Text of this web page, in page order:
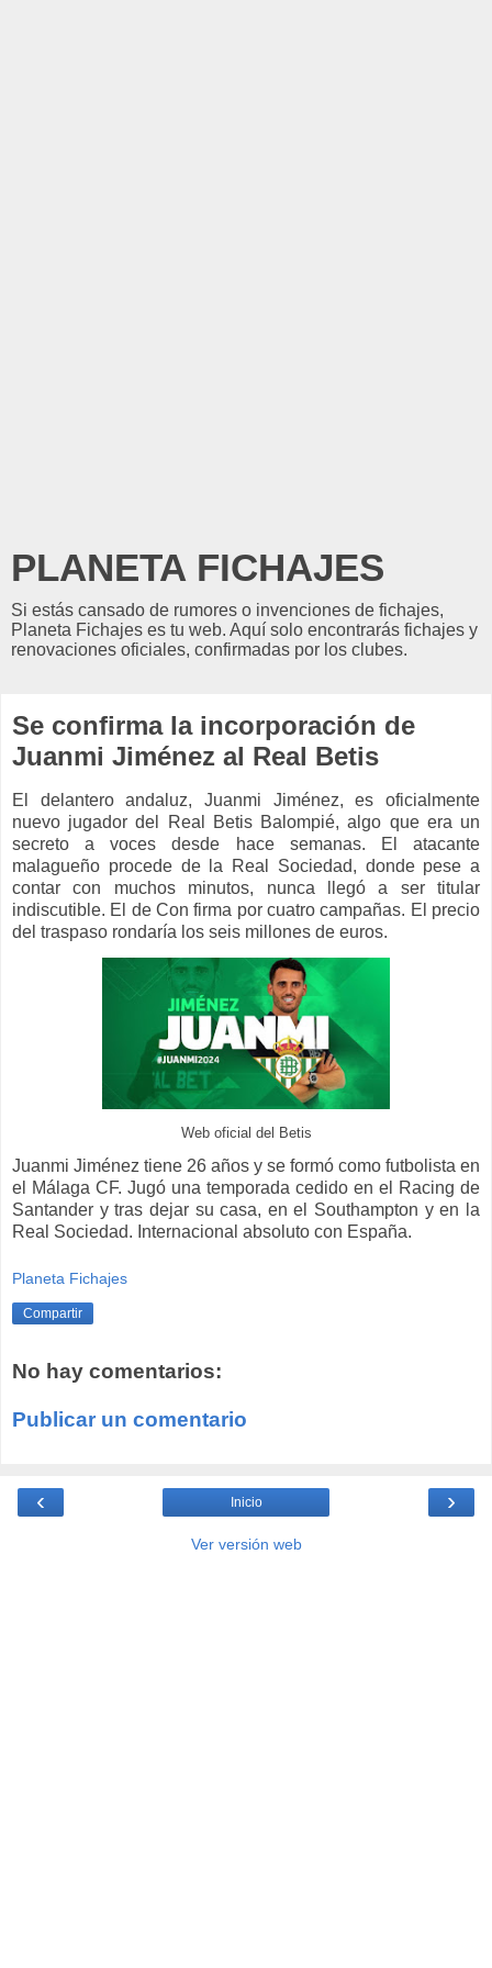
PLANETA FICHAJES
Si estás cansado de rumores o invenciones de fichajes,
Planeta Fichajes es tu web. Aquí solo encontrarás fichajes y
renovaciones oficiales, confirmadas por los clubes.
Se confirma la incorporación de
Juanmi Jiménez al Real Betis
El delantero andaluz, Juanmi Jiménez, es oficialmente
nuevo jugador del Real Betis Balompié, algo que era un
secreto a voces desde hace semanas. El atacante
malagueño procede de la Real Sociedad, donde pese a
contar con muchos minutos, nunca llegó a ser titular
indiscutible. El de Con firma por cuatro campañas. El precio
del traspaso rondaría los seis millones de euros.
Web oficial del Betis
Juanmi Jiménez tiene 26 años y se formó como futbolista en
el Málaga CF. Jugó una temporada cedido en el Racing de
Santander y tras dejar su casa, en el Southampton y en la
Real Sociedad. Internacional absoluto con España.
Planeta Fichajes
Compartir
No hay comentarios:
Publicar un comentario
‹ ›
Inicio
Ver versión web